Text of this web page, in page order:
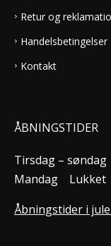
Retur og
Handelsbetingelser
Kontakt
ÅBNINGSTIDER
Tirsdag – søndag
Mandag
Lukket
Åbningstider i